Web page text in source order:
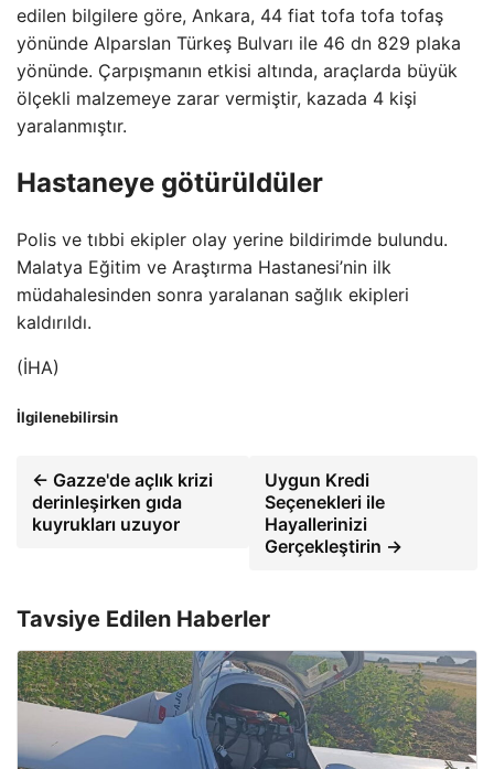
edilen bilgilere göre, Ankara, 44 fiat tofa tofa tofaş
yönünde Alparslan Türkeş Bulvarı ile 46 dn 829 plaka
yönünde. Çarpışmanın etkisi altında, araçlarda büyük
ölçekli malzemeye zarar vermiştir, kazada 4 kişi
yaralanmıştır.
Hastaneye götürüldüler
Polis ve tıbbi ekipler olay yerine bildirimde bulundu.
Malatya Eğitim ve Araştırma Hastanesi’nin ilk
müdahalesinden sonra yaralanan sağlık ekipleri
kaldırıldı.
(İHA)
İlgilenebilirsin
← Gazze'de açlık krizi
derinleşirken gıda
kuyrukları uzuyor
Uygun Kredi
Seçenekleri ile
Hayallerinizi
Gerçekleştirin →
Tavsiye Edilen Haberler